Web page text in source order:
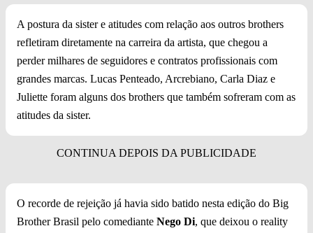
A postura da sister e atitudes com relação aos outros brothers
refletiram diretamente na carreira da artista, que chegou a
perder milhares de seguidores e contratos profissionais com
grandes marcas. Lucas Penteado, Arcrebiano, Carla Diaz e
Juliette foram alguns dos brothers que também sofreram com as
atitudes da sister.
O recorde de rejeição já havia sido batido nesta edição do Big
Brother Brasil pelo comediante Nego Di, que deixou o reality